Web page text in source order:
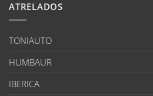
ATRELADOS
TONIAUTO
HUMBAUR
IBERICA